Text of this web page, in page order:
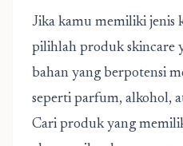
Jika kamu memiliki jenis
pilihlah produk skincare
bahan yang berpotensi
seperti parfum, alkohol,
Cari produk yang